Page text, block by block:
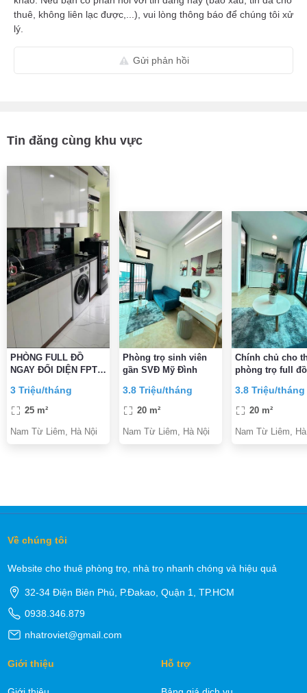
thuê, không liên lạc được,...), vui lòng thông báo để chúng tôi xử
lý.
Gửi phản hồi
Tin đăng cùng khu vực
PHÒNG FULL ĐỒ
NGAY ĐỐI DIỆN FPT
VÀO Ở
3 Triệu/tháng
25 m²
Nam Từ Liêm, Hà Nội
Phòng trọ sinh viên
gần SVĐ Mỹ Đình
3.8 Triệu/tháng
20 m²
Nam Từ Liêm, Hà Nội
Chính chủ cho
phòng trọ full
Phú Đô - Mỹ
Nam Từ Liêm
3.8 Triệu/tháng
20 m²
Nam Từ Liêm,
Về chúng tôi
Website cho thuê phòng trọ, nhà trọ nhanh chóng và hiệu quả
32-34 Điện Biên Phủ, P.Đakao, Quận 1, TP.HCM
0938.346.879
nhatroviet@gmail.com
Giới thiệu Hỗ trợ